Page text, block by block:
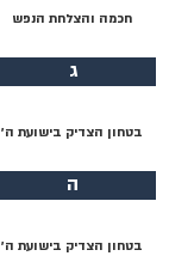
חכמה והצלחת הנפש
ג
בטחון הצדיק בישועת ה׳
ה
בטחון הצדיק בישועת ה׳